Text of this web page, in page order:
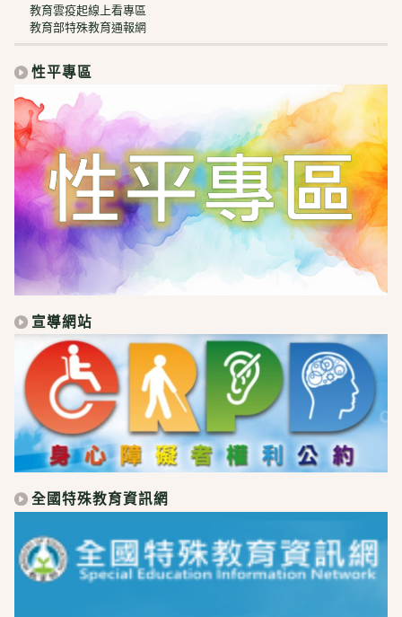
教育雲疫起線上看專區
教育部特殊教育通報網
性平專區
宣導網站
全國特殊教育資訊網